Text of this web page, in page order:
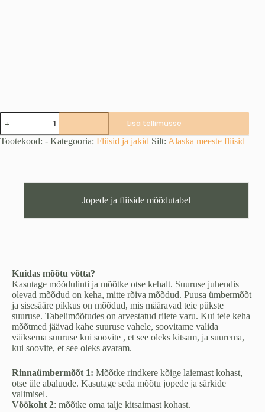
Alaska
Kodiak
fliis,
Night
Lisa tellimusse
Tootekood: - Kategooria: Fliisid ja jakid Silt: Alaska meeste fliisid
Jopede ja fliiside mõõdutabel
Kuidas mõõtu võtta?
Kasutage mõõdulinti ja mõõtke otse kehalt. Suuruse juhendis
olevad mõõdud on keha, mitte rõiva mõõdud. Puusa ümbermõõt
ja sisesääre pikkus on mõõdud, mis määravad teie pükste
suuruse. Tabelimõõtudes on arvestatud riiete varu. Kui teie keha
mõõtmed jäävad kahe suuruse vahele, soovitame valida
väiksema suuruse kui soovite , et see oleks kitsam, ja suurema,
kui soovite, et see oleks avaram.
Rinnaümbermõõt 1: Mõõtke rindkere kõige laiemast kohast,
otse üle abaluude. Kasutage seda mõõtu jopede ja särkide
valimisel.
Vöökoht 2: mõõtke oma talje kitsaimast kohast.